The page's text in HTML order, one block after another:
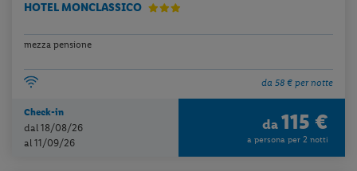
HOTEL MONCLASSICO
mezza pensione
da 58 € per notte
Check-in
dal 18/08/26
al 11/09/26
da 115 €
a persona per 2 notti